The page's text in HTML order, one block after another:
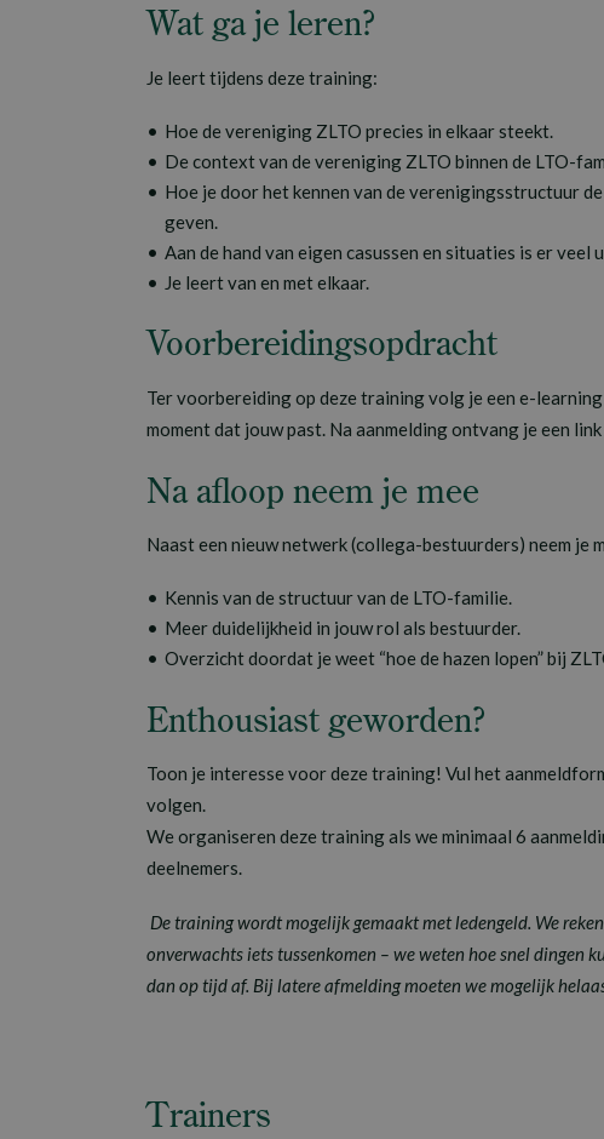
Wat ga je leren?
Je leert tijdens deze training:
Hoe de vereniging ZLTO precies in elkaar steekt.
De context van de vereniging ZLTO binnen de LTO-
Hoe je door het kennen van de verenigingsstructuur
geven.
Aan de hand van eigen casussen en situaties is er
Je leert van en met elkaar.
Voorbereidingsopdracht
Ter voorbereiding op deze training volg je een e-
moment dat jouw past. Na aanmelding ontvang je een
Na afloop neem je mee
Naast een nieuw netwerk (collega-bestuurders) neem je
Kennis van de structuur van de LTO-familie.
Meer duidelijkheid in jouw rol als bestuurder.
Overzicht doordat je weet “hoe de hazen lopen” bij
Enthousiast geworden?
Toon je interesse voor deze training! Vul het
volgen.
We organiseren deze training als we minimaal 6
deelnemers.
De training wordt mogelijk gemaakt met ledengeld. We
onverwachts iets tussenkomen – we weten hoe snel dingen
dan op tijd af. Bij latere afmelding moeten we mogelijk
Trainers